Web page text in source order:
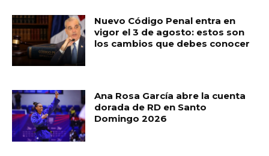
Nuevo Código Penal entra en
vigor el 3 de agosto: estos son
los cambios que debes conocer
Ana Rosa García abre la cuenta
dorada de RD en Santo
Domingo 2026